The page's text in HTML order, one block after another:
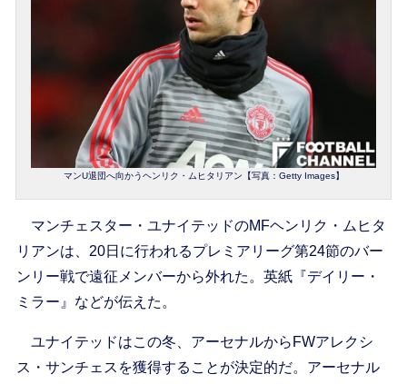
マンU退団へ向かうヘンリク・ムヒタリアン【写真：Getty Images】
マンチェスター・ユナイテッドのMFヘンリク・ムヒタ
リアンは、20日に行われるプレミアリーグ第24節のバー
ンリー戦で遠征メンバーから外れた。英紙『デイリー・
ミラー』などが伝えた。
ユナイテッドはこの冬、アーセナルからFWアレクシ
ス・サンチェスを獲得することが決定的だ。アーセナル